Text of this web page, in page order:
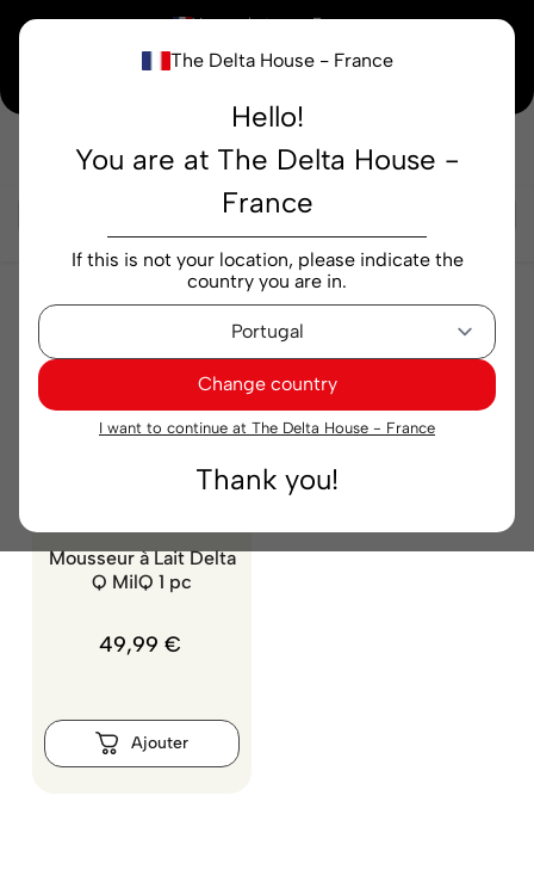
The Delta House - France
Hello!
You are at The Delta House -
France
If this is not your location, please indicate the
country you are in.
Change country
I want to continue at The Delta House - France
Thank you!
× Vous achetez en France
Notre nouvelle maison peaufine encore ses derniers détails. Merci de votre
Autres produits Équipement
Équipement
Pertinence Filtre
Mousseur à Lait Delta
Q MilQ 1 pc
49,99 €